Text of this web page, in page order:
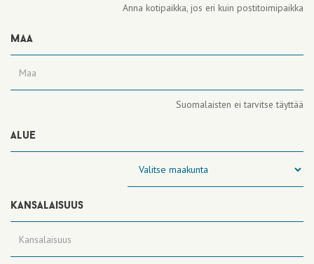
Anna kotipaikka, jos eri kuin postitoimipaikka
maa
Suomalaisten ei tarvitse täyttää
alue
kansalaisuus